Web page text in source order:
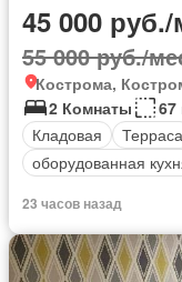
45 000
55 000 руб./
Кострома,
2 Комнаты
67
Кладовая
Терраса
оборудованная
23 часов назад